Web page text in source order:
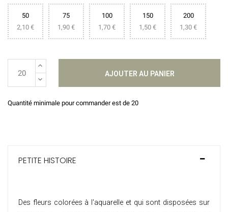
50
2,10 €
75
1,90 €
100
1,70 €
150
1,50 €
200
1,30 €
AJOUTER AU PANIER
Quantité minimale pour commander est de 20
PETITE HISTOIRE
Des fleurs colorées à l'aquarelle et qui sont disposées sur